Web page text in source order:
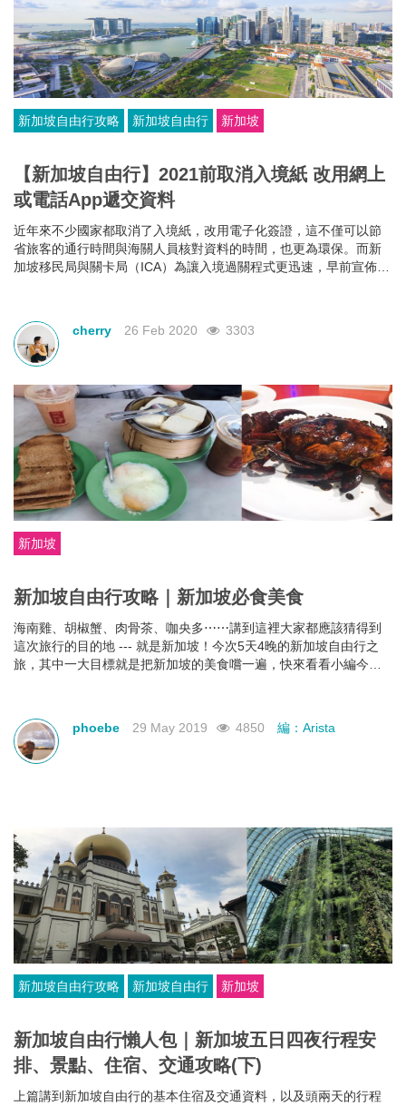
新加坡自由行攻略 新加坡自由行 新加坡
【新加坡自由行】2021前取消入境紙 改用網上
或電話App遞交資料
近年來不少國家都取消了入境紙，改用電子化簽證，這不僅可以節
省旅客的通行時間與海關人員核對資料的時間，也更為環保。而新
加坡移民局與關卡局（ICA）為讓入境過關程式更迅速，早前宣佈在
cherry
26 Feb 2020 3303
新加坡
新加坡自由行攻略｜新加坡必食美食
海南雞、胡椒蟹、肉骨茶、咖央多⋯⋯講到這裡大家都應該猜得到
這次旅行的目的地 --- 就是新加坡！今次5天4晚的新加坡自由行之
旅，其中一大目標就是把新加坡的美食嚐一遍，快來看看小編今次
phoebe 29 May 2019 4850 編：Arista
新加坡自由行攻略 新加坡自由行 新加坡
新加坡自由行懶人包｜新加坡五日四夜行程安
排、景點、住宿、交通攻略(下)
上篇講到新加坡自由行的基本住宿及交通資料，以及頭兩天的行程